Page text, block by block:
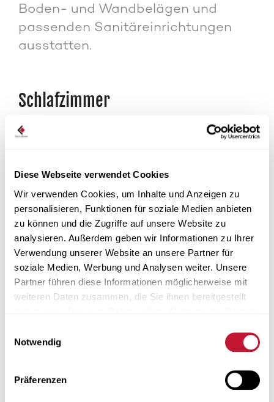
Diese Webseite verwendet Cookies
Wir verwenden Cookies, um Inhalte und Anzeigen zu
personalisieren, Funktionen für soziale Medien anbieten
zu können und die Zugriffe auf unsere Website zu
analysieren. Außerdem geben wir Informationen zu Ihrer
Verwendung unserer Website an unsere Partner für
soziale Medien, Werbung und Analysen weiter. Unsere
Partner führen diese Informationen möglicherweise mit
weiteren Daten zusammen, die Sie ihnen bereitgestellt
Notwendig
Präferenzen
Boden- und Wandbelägen und
passenden Sanitäreinrichtungen
ausstatten.
Schlafzimmer
Bad